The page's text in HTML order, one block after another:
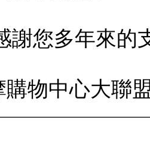
謝您多年來的
購物中心大